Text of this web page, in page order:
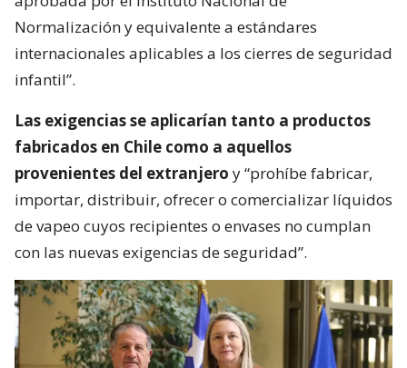
Normalización y equivalente a estándares
internacionales aplicables a los cierres de seguridad
infantil”.
Las exigencias se aplicarían tanto a productos
fabricados en Chile como a aquellos
provenientes del extranjero y “prohíbe fabricar,
importar, distribuir, ofrecer o comercializar líquidos
de vapeo cuyos recipientes o envases no cumplan
con las nuevas exigencias de seguridad”.